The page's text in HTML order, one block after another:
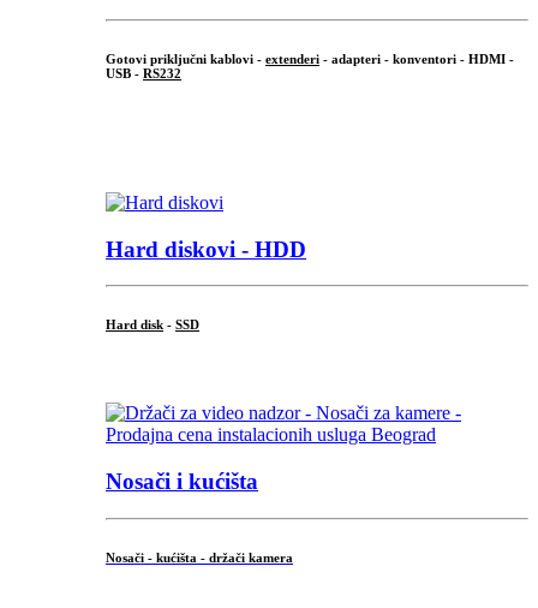
Gotovi priključni kablovi - extenderi - adapteri - konventori - HDMI -
USB - RS232
Hard diskovi - HDD
Hard disk - SSD
Nosači i kućišta
Nosači - kućišta - držači kamera